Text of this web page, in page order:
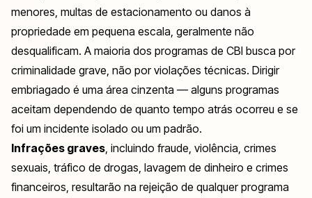
menores, multas de estacionamento ou danos à
propriedade em pequena escala, geralmente não
desqualificam. A maioria dos programas de CBI busca por
criminalidade grave, não por violações técnicas. Dirigir
embriagado é uma área cinzenta — alguns programas
aceitam dependendo de quanto tempo atrás ocorreu e se
foi um incidente isolado ou um padrão.
Infrações graves, incluindo fraude, violência, crimes
sexuais, tráfico de drogas, lavagem de dinheiro e crimes
financeiros, resultarão na rejeição de qualquer programa